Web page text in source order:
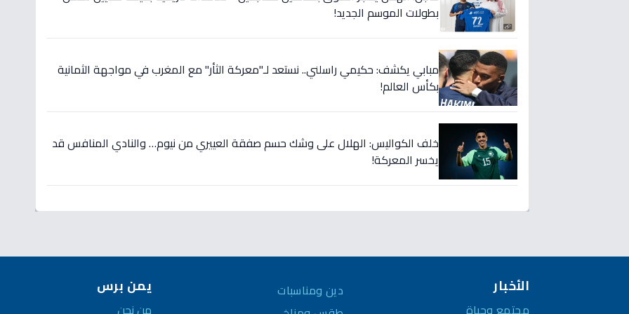
بطولات الموسم الجديد!
مبابي يكشف: حكيمي راسلني.. نستعد لـ"معركة الثأر" مع المغرب في مواجهة الثمانية
بكأس العالم!
خلف الكواليس: الهلال على وشك حسم صفقة العييري من نيوم… والنادي المنافس قد
يخسر المعركة!
الأخبار
مجتمع وحياة
دين ومناسبات
يمن برس
من نحن